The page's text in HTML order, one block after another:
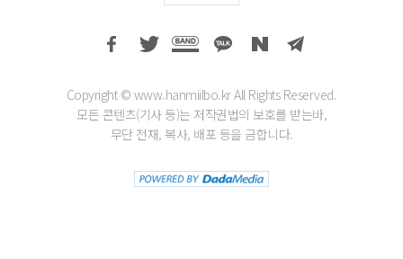
Copyright © www.hanmiilbo.kr All Rights Reserved.
모든 콘텐츠(기사 등)는 저작권법의 보호를 받는바,
무단 전재, 복사, 배포 등을 금합니다.